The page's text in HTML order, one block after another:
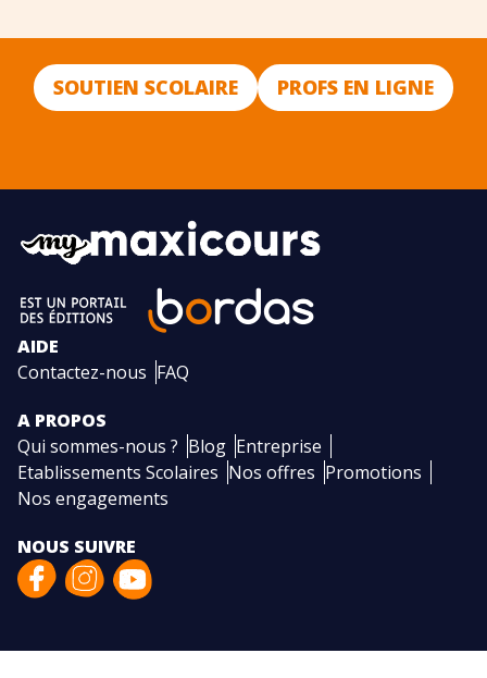
SOUTIEN SCOLAIRE PROFS EN LIGNE
AIDE
Contactez-nous FAQ
A PROPOS
Qui sommes-nous ? Blog Entreprise
Etablissements Scolaires Nos offres Promotions
Nos engagements
NOUS SUIVRE